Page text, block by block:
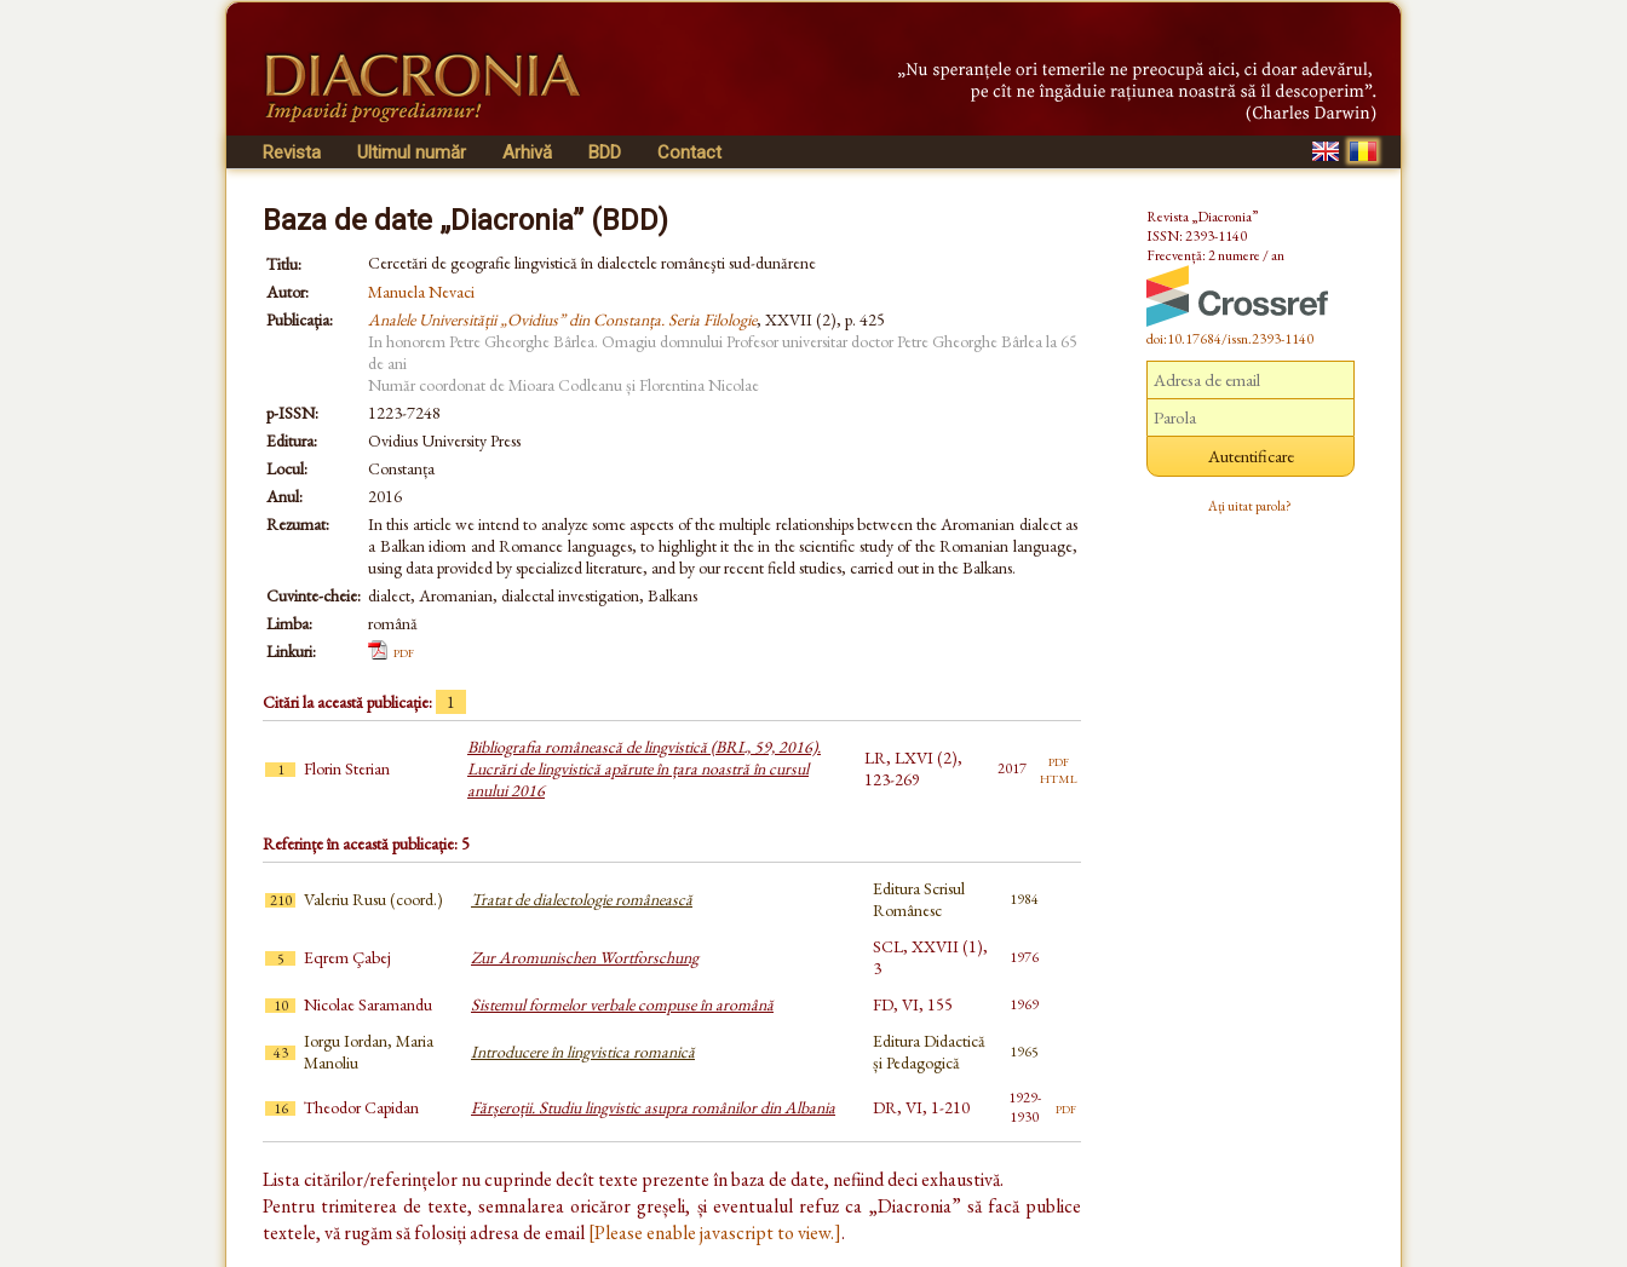
Revista Ultimul număr Arhivă BDD Contact
Baza de date „Diacronia” (BDD)
Titlu:
Cercetări de geografie lingvistică în dialectele româneşti sud-dunărene
Autor:
Manuela Nevaci
Publicația:
Analele Universității „Ovidius” din Constanța. Seria Filologie, XXVII (2), p. 425
In honorem Petre Gheorghe Bârlea. Omagiu domnului Profesor universitar doctor Petre Gheorghe Bârlea la 65
de ani
Număr coordonat de Mioara Codleanu și Florentina Nicolae
p-ISSN:
1223-7248
Editura:
Ovidius University Press
Locul:
Constanța
Anul:
2016
Rezumat:
In this article we intend to analyze some aspects of the multiple relationships between the Aromanian dialect as
a Balkan idiom and Romance languages, to highlight it the in the scientific study of the Romanian language,
using data provided by specialized literature, and by our recent field studies, carried out in the Balkans.
Cuvinte-cheie: dialect, Aromanian, dialectal investigation, Balkans
Limba:
română
Linkuri:
pdf
Citări la această publicație: 1
1 Florin Sterian
Bibliografia românească de lingvistică (BRL, 59, 2016).
Lucrări de lingvistică apărute în țara noastră în cursul
anului 2016
LR, LXVI (2),
123-269
2017 pdf
html
Referințe în această publicație: 5
210 Valeriu Rusu (coord.) Tratat de dialectologie românească
Editura Scrisul
Românesc
1984
5 Eqrem Çabej Zur Aromunischen Wortforschung
SCL, XXVII (1),
3
1976
10 Nicolae Saramandu Sistemul formelor verbale compuse în aromână FD, VI, 155 1969
43
Iorgu Iordan, Maria
Manoliu
Introducere în lingvistica romanică
Editura Didactică
și Pedagogică
1965
16 Theodor Capidan Fărșeroții. Studiu lingvistic asupra românilor din Albania DR, VI, 1-210
1929-
1930
pdf
Lista citărilor/referințelor nu cuprinde decît texte prezente în baza de date, nefiind deci exhaustivă.
Pentru trimiterea de texte, semnalarea oricăror greșeli, și eventualul refuz ca „Diacronia” să facă publice
textele, vă rugăm să folosiți adresa de email[Please enable javascript to view.].
Revista „Diacronia”
ISSN: 2393-1140
Frecvență: 2 numere / an
doi:10.17684/issn.2393-1140
Ați uitat parola?